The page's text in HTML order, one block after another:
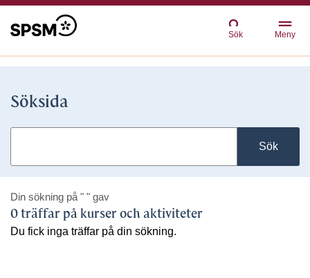
Sök Meny
Söksida
Sök
Din sökning på " " gav
0 träffar på kurser och aktiviteter
Du fick inga träffar på din sökning.